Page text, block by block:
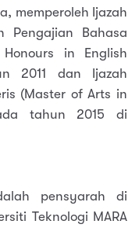
memperoleh Ijazah
Pengajian Bahasa
in English
2011 dan Ijazah
(Master of Arts in
tahun 2015 di
pensyarah di
Teknologi MARA